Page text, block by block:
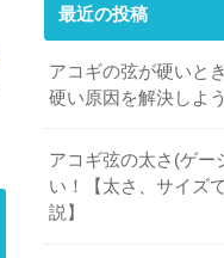
最近の投稿
アコギの弦が硬いと
硬い原因を解決しよう
アコギ弦の太さ(ゲー
い！【太さ、サイズ
説】